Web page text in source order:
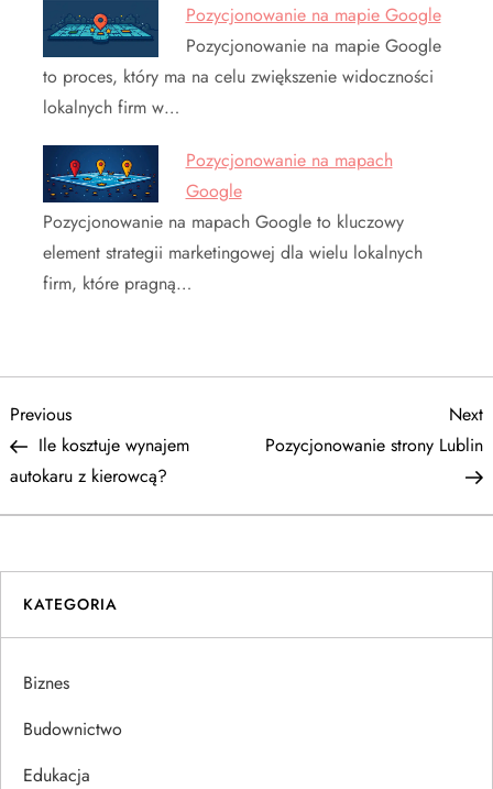
Pozycjonowanie na mapie Google
Pozycjonowanie na mapie Google
to proces, który ma na celu zwiększenie widoczności
lokalnych firm w…
Pozycjonowanie na mapach
Google
Pozycjonowanie na mapach Google to kluczowy
element strategii marketingowej dla wielu lokalnych
firm, które pragną…
N
a
w
i
g
a
c
Previous
Post
Previous
Ile kosztuje wynajem
autokaru z kierowcą?
Next
Pozycjonowanie strony Lublin
KATEGORIA
Biznes
Budownictwo
Edukacja